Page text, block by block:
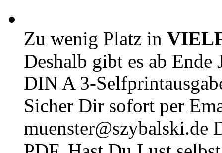
Zu wenig Platz in
Deshalb gibt es ab Ende
DIN A 3-
Sicher Dir sofort per
muenster@szybalski.de